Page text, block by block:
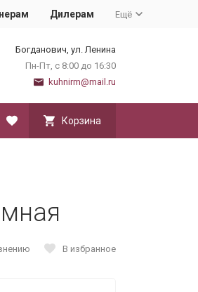
Дилерам Ещё
Богданович, ул. Ленина
Пн-Пт, с 8:00 до 16:30
kuhnirm@mail.ru
Корзина
В избранное